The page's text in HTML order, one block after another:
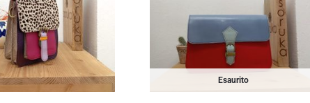
Esaurito